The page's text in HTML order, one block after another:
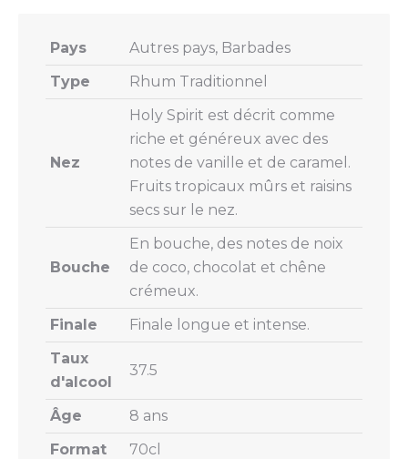
Pays
Autres pays, Barbades
Type
Rhum Traditionnel
Nez
Holy Spirit est décrit comme
riche et généreux avec des
notes de vanille et de caramel.
Fruits tropicaux mûrs et raisins
secs sur le nez.
Bouche
En bouche, des notes de noix
de coco, chocolat et chêne
crémeux.
Finale
Finale longue et intense.
Taux
d'alcool
37.5
Âge
8 ans
Format
70cl